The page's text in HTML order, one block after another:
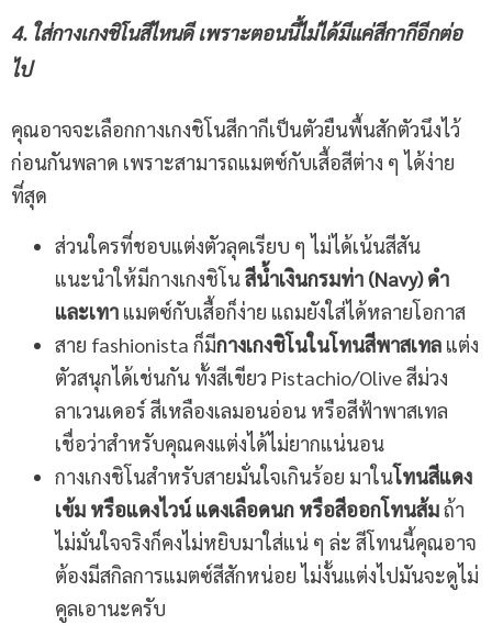
4. ใส่กางเกงชิโนสีไหนดี เพราะตอนนี้ไม่ได้มีแค่สีกากีอีกต่อ
ไป
คุณอาจจะเลือกกางเกงชิโนสีกากีเป็นตัวยืนพื้นสักตัวนึงไว้
ก่อนกันพลาด เพราะสามารถแมตซ์กับเสื้อสีต่าง ๆ ได้ง่าย
ที่สุด
ส่วนใครที่ชอบแต่งตัวลุคเรียบ ๆ ไม่ได้เน้นสีสัน
แนะนำให้มีกางเกงชิโนสีน้ำเงินกรมท่า (Navy) ดำ
และเทา แมตซ์กับเสื้อก็ง่าย แถมยังใส่ได้หลายโอกาส
สาย fashionista ก็มีกางเกงชิโนในโทนสีพาสเทล แต่ง
ตัวสนุกได้เช่นกัน ทั้งสีเขียว Pistachio/Olive สีม่วง
ลาเวนเดอร์ สีเหลืองเลมอนอ่อน หรือสีฟ้าพาสเทล
เชื่อว่าสำหรับคุณคงแต่งได้ไม่ยากแน่นอน
กางเกงชิโนสำหรับสายมั่นใจเกินร้อย มาในโทนสีแดง
เข้ม หรือแดงไวน์ แดงเลือดนก หรือสีออกโทนส้มถ้า
ไม่มั่นใจจริงก็คงไม่หยิบมาใส่แน่ ๆ ล่ะ สีโทนนี้คุณอาจ
ต้องมีสกิลการแมตซ์สีสักหน่อย ไม่งั้นแต่งไปมันจะดูไม่
คูลเอานะครับ